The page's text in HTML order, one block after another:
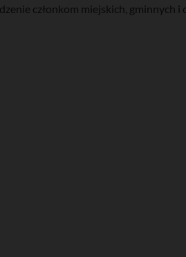
członkom miejskich, gminnych